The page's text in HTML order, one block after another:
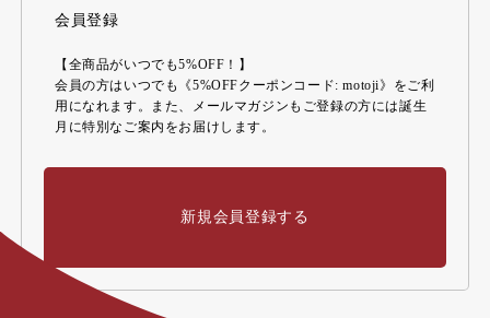
会員登録
【全商品がいつでも5%OFF！】
会員の方はいつでも《5%OFFクーポンコード: motoji》をご利
用になれます。また、メールマガジンもご登録の方には誕生
月に特別なご案内をお届けします。
新規会員登録する